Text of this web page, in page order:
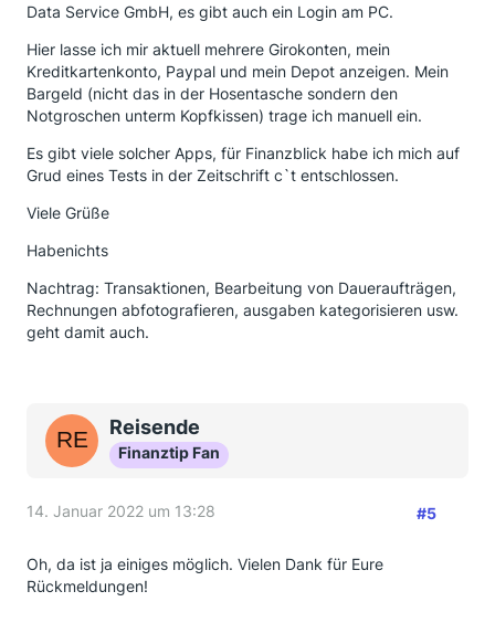
Data Service GmbH, es gibt auch ein Login am PC.
Hier lasse ich mir aktuell mehrere Girokonten, mein
Kreditkartenkonto, Paypal und mein Depot anzeigen. Mein
Bargeld (nicht das in der Hosentasche sondern den
Notgroschen unterm Kopfkissen) trage ich manuell ein.
Es gibt viele solcher Apps, für Finanzblick habe ich mich auf
Grud eines Tests in der Zeitschrift c`t entschlossen.
Viele Grüße
Habenichts
Nachtrag: Transaktionen, Bearbeitung von Daueraufträgen,
Rechnungen abfotografieren, ausgaben kategorisieren usw.
geht damit auch.
Reisende
Finanztip Fan
14. Januar 2022 um 13:28 #5
Oh, da ist ja einiges möglich. Vielen Dank für Eure
Rückmeldungen!